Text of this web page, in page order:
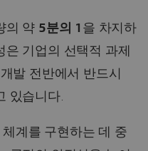
의 약 5분의 1 을 차지하
기업의 선택적 과제
발 전반에서 반드시
있습니다.
계를 구현하는 데 중